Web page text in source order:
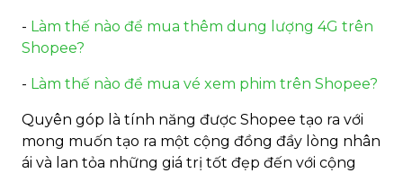
- Làm thế nào để mua thêm dung lượng 4G trên
Shopee?
- Làm thế nào để mua vé xem phim trên Shopee?
Quyên góp là tính năng được Shopee tạo ra với
mong muốn tạo ra một cộng đồng đầy lòng nhân
ái và lan tỏa những giá trị tốt đẹp đến với cộng